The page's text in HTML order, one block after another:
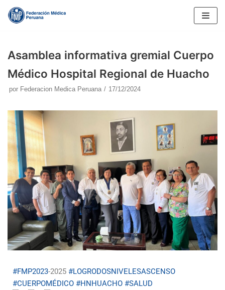
contenido
Asamblea informativa gremial Cuerpo
Médico Hospital Regional de Huacho
por Federacion Medica Peruana 17/12/2024
#FMP2023-2025 #LOGRODOSNIVELESASCENSO
#CUERPOMÉDICO #HNHUACHO #SALUD